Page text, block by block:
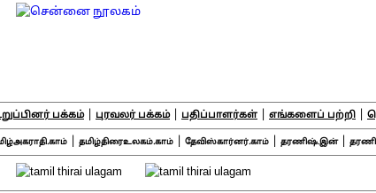
பக்கம்| புரவலர் பக்கம்| பதிப்பாளர்கள் எங்களைப் பற்றி
| தமிழ்திரைஉலகம்.காம்| தேவிஸ்கார்னர்.காம்| தரணிஷ்.இன்|